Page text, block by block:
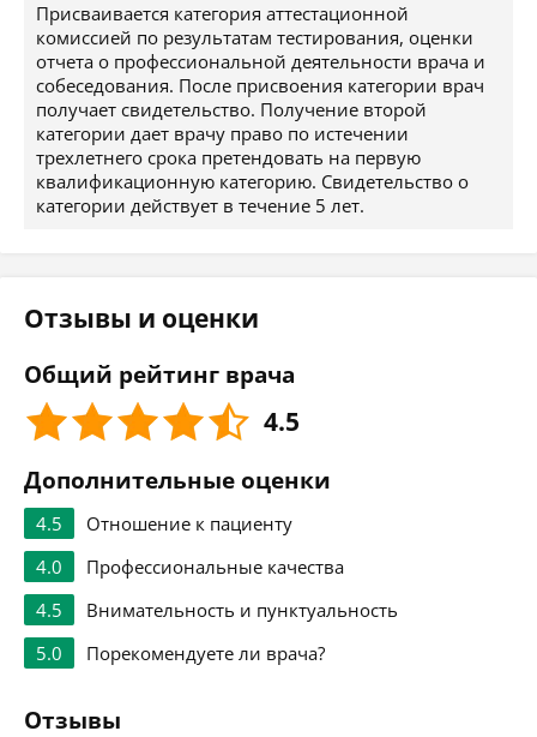
Присваивается категория аттестационной
комиссией по результатам тестирования, оценки
отчета о профессиональной деятельности врача и
собеседования. После присвоения категории врач
получает свидетельство. Получение второй
категории дает врачу право по истечении
трехлетнего срока претендовать на первую
квалификационную категорию. Свидетельство о
категории действует в течение 5 лет.
Отзывы и оценки
Общий рейтинг врача
4.5
Дополнительные оценки
4.5
Отношение к пациенту
4.0
Профессиональные качества
4.5
Внимательность и пунктуальность
5.0
Порекомендуете ли врача?
Отзывы